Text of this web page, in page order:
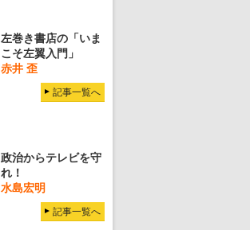
左巻き書店の「いま
こそ左翼入門」
赤井 歪
記事一覧へ
政治からテレビを守
れ！
水島宏明
記事一覧へ